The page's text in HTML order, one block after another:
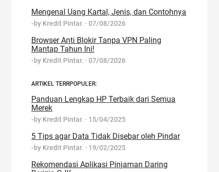
Mengenal Uang Kartal, Jenis, dan Contohnya
-by Kredit Pintar. · 07/08/2026
Browser Anti Blokir Tanpa VPN Paling
Mantap Tahun Ini!
-by Kredit Pintar. · 07/08/2026
ARTIKEL TERRPOPULER:
Panduan Lengkap HP Terbaik dari Semua
Merek
-by Kredit Pintar. · 15/04/2025
5 Tips agar Data Tidak Disebar oleh Pindar
-by Kredit Pintar. · 19/02/2025
Rekomendasi Aplikasi Pinjaman Daring